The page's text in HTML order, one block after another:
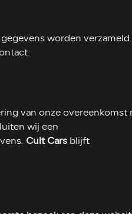
worden
van onze overeenkomst
wij een
Cult Cars blijft